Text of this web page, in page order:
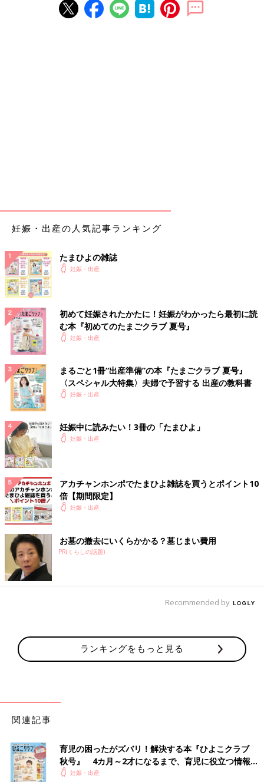
妊娠・出産の人気記事ランキング
たまひよの雑誌
妊娠・出産
初めて妊娠されたかたに！妊娠がわかったら最初に読
む本『初めてのたまごクラブ 夏号』
妊娠・出産
まるごと1冊“出産準備”の本『たまごクラブ 夏号』
〈スペシャル大特集〉夫婦で予習する 出産の教科書
妊娠・出産
妊娠中に読みたい！3冊の「たまひよ」
妊娠・出産
アカチャンホンポでたまひよ雑誌を買うとポイント10
倍【期間限定】
妊娠・出産
お墓の撤去にいくらかかる？墓じまい費用
PR(くらしの話題)
Recommended by
ランキングをもっと見る
関連記事
育児の困ったがズバリ！解決する本『ひよこクラブ
秋号』 4カ月～2才になるまで、育児に役立つ情報が
いっぱい！
妊娠・出産